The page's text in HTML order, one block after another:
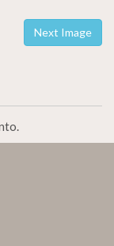
Next Image